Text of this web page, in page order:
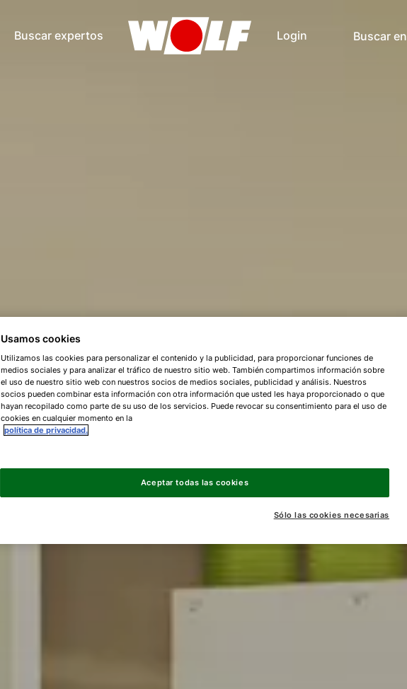
Buscar expertos Login Buscar en
Usamos cookies
Utilizamos las cookies para personalizar el contenido y la publicidad, para proporcionar funciones de
medios sociales y para analizar el tráfico de nuestro sitio web. También compartimos información sobre
el uso de nuestro sitio web con nuestros socios de medios sociales, publicidad y análisis. Nuestros
socios pueden combinar esta información con otra información que usted les haya proporcionado o que
hayan recopilado como parte de su uso de los servicios. Puede revocar su consentimiento para el uso de
cookies en cualquier momento en la
política de privacidad.
Sólo las cookies necesarias
Aceptar todas las cookies